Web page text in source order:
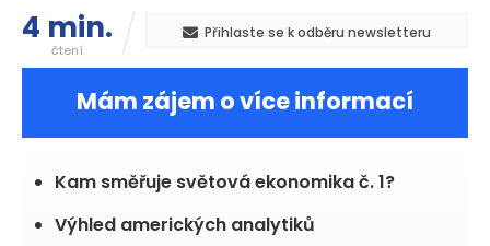
4 min.
čtení
Přihlaste se k odběru newsletteru
Mám zájem o více informací
Kam směřuje světová ekonomika č. 1?
Výhled amerických analytiků